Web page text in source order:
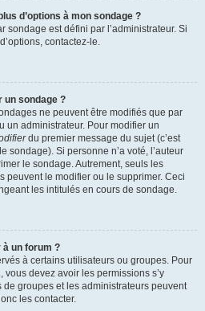
d’options à mon sondage ?
sondage est défini par l’administrateur. Si
contactez-le.
un sondage ?
ne peuvent être modifiés que par
un administrateur. Pour modifier un
du premier message du sujet (c’est
sondage). Si personne n’a voté, l’auteur
le sondage. Autrement, seuls les
peuvent le modifier ou le supprimer. Ceci
les intitulés en cours de sondage.
à un forum ?
à certains utilisateurs ou groupes. Pour
vous devez avoir les permissions s’y
groupes et les administrateurs peuvent
les contacter.